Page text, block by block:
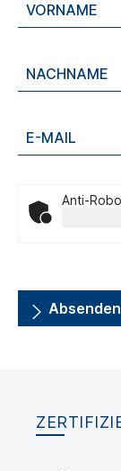
Anti-
Absenden